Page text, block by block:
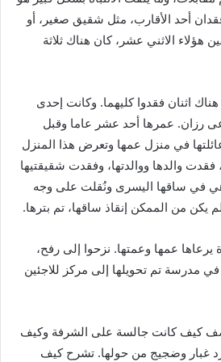
أحد الأقارب، مثل شقيق صغير، أو
هؤلاء الاثني عشر، كان هناك ثلاثة
هناك اثنان فقدوا كليهما. وكانت إحدى
رزان. عمرها أحد عشر عاما وقبل
في منزل عمها وتعرض هذا المنزل
والدها ووالدتها، وفقدت شقيقتيها
هي في ساقها اليسرى ونُقلت على وجه
من الممكن إنقاذ ساقها، تم بترها.
يرعاها عمها وعمتها. نزحوا إلى رفح،
مدرسة تم تحويلها إلى مركز للاجئين
كيف كانت جالسة على الشرفة وكيف
غبار وضجيج من حولها. تشرح كيف